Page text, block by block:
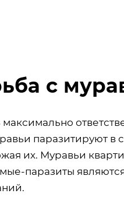
с
максимально
паразитируют в
их. Муравьи
паразиты